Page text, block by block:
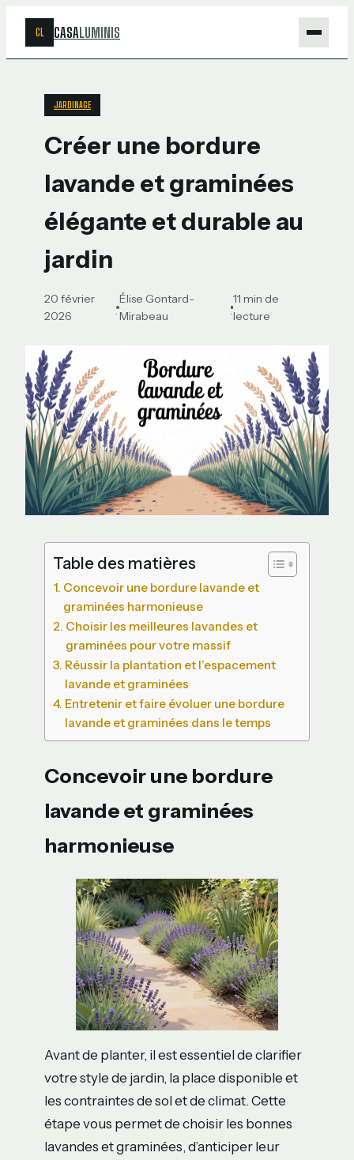
CL CASALUMINIS
JARDINAGE
Créer une bordure
lavande et graminées
élégante et durable au
jardin
20 février
2026
·
Élise Gontard-
Mirabeau
·
11 min de
lecture
Table des matières
Concevoir une bordure lavande et
graminées harmonieuse
Choisir les meilleures lavandes et
graminées pour votre massif
Réussir la plantation et l’espacement
lavande et graminées
Entretenir et faire évoluer une bordure
lavande et graminées dans le temps
Concevoir une bordure
lavande et graminées
harmonieuse
Avant de planter, il est essentiel de clarifier
votre style de jardin, la place disponible et
les contraintes de sol et de climat. Cette
étape vous permet de choisir les bonnes
lavandes et graminées, d’anticiper leur